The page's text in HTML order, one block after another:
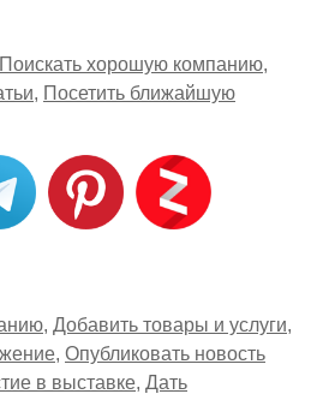
Поискать хорошую компанию
Посетить ближайшую
Добавить товары и услуги
Опубликовать новость
в выставке Дать